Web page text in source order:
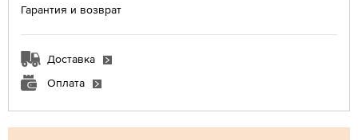
Гарантия и возврат
Доставка
Оплата